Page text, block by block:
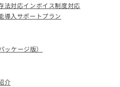
法対応インボイス制度対応
導入サポートプラン
ケージ版）
介